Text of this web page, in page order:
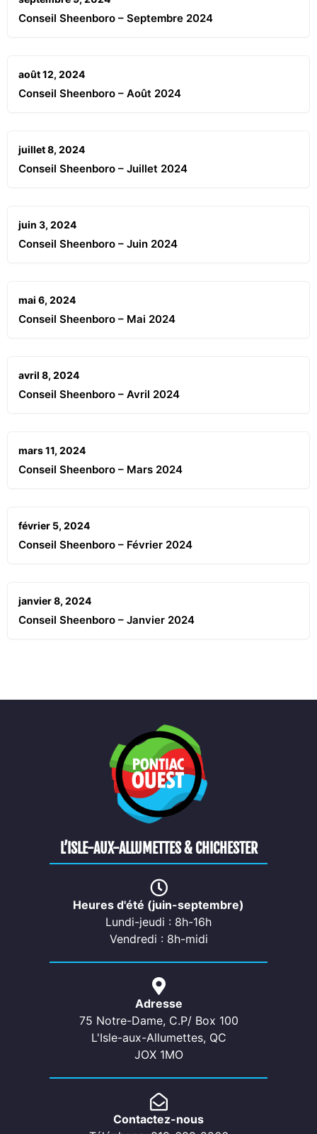
Conseil Sheenboro – Septembre 2024
août 12, 2024
Conseil Sheenboro – Août 2024
juillet 8, 2024
Conseil Sheenboro – Juillet 2024
juin 3, 2024
Conseil Sheenboro – Juin 2024
mai 6, 2024
Conseil Sheenboro – Mai 2024
avril 8, 2024
Conseil Sheenboro – Avril 2024
mars 11, 2024
Conseil Sheenboro – Mars 2024
février 5, 2024
Conseil Sheenboro – Février 2024
janvier 8, 2024
Conseil Sheenboro – Janvier 2024
L’ISLE-AUX-ALLUMETTES & CHICHESTER
Heures d'été (juin-septembre)
Lundi-jeudi : 8h-16h
Vendredi : 8h-midi
Adresse
75 Notre-Dame, C.P/ Box 100
L'Isle-aux-Allumettes, QC
JOX 1MO
Contactez-nous